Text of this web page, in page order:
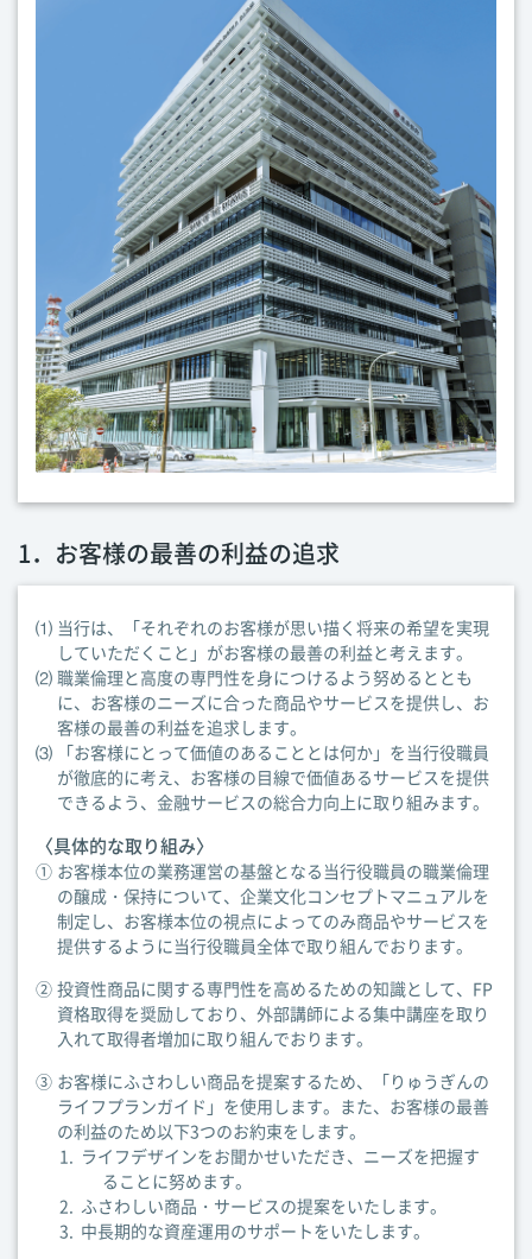
1．お客様の最善の利益の追求
⑴ 当行は、「それぞれのお客様が思い描く将来の希望を実現
していただくこと」がお客様の最善の利益と考えます。
⑵ 職業倫理と高度の専門性を身につけるよう努めるととも
に、お客様のニーズに合った商品やサービスを提供し、お
客様の最善の利益を追求します。
⑶
「お客様にとって価値のあることとは何か」を当行役職員
が徹底的に考え、お客様の目線で価値あるサービスを提供
できるよう、金融サービスの総合力向上に取り組みます。
〈具体的な取り組み〉
① お客様本位の業務運営の基盤となる当行役職員の職業倫理
の醸成・保持について、企業文化コンセプトマニュアルを
制定し、お客様本位の視点によってのみ商品やサービスを
提供するように当行役職員全体で取り組んでおります。
② 投資性商品に関する専門性を高めるための知識として、FP
資格取得を奨励しており、外部講師による集中講座を取り
入れて取得者増加に取り組んでおります。
③ お客様にふさわしい商品を提案するため、「りゅうぎんの
ライフプランガイド」を使用します。また、お客様の最善
の利益のため以下3つのお約束をします。
ライフデザインをお聞かせいただき、ニーズを把握す
ることに努めます。
ふさわしい商品・サービスの提案をいたします。
中長期的な資産運用のサポートをいたします。